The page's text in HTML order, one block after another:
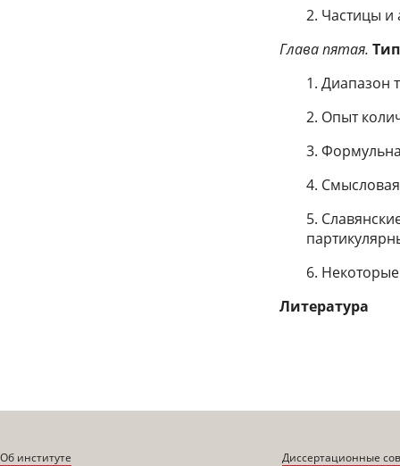
2. Частицы
Глава пятая.
1. Диапазон
2. Опыт
3.
4. Смысловая
5.
6.
Литература
Об институте
Диссертационные